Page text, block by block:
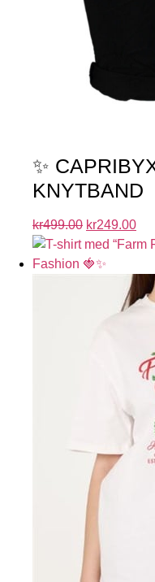
✨
KNYTBAND
kr499.00 kr249.00